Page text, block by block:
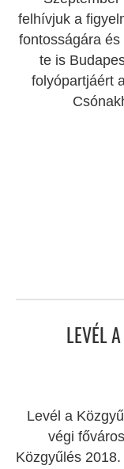
felhívjuk a
fontosságára
te is
folyópartjáért
LEVÉL
Levél a
végi
Közgyűlés